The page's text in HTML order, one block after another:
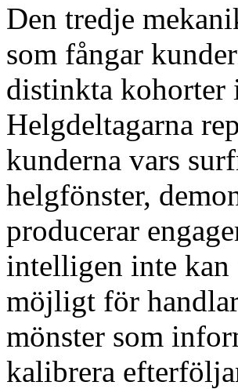
Den tredje
som fångar
distinkta kohorter
Helgdeltagarna
kunderna vars
helgfönster,
producerar
intelligen inte kan
möjligt för
mönster som
kalibrera